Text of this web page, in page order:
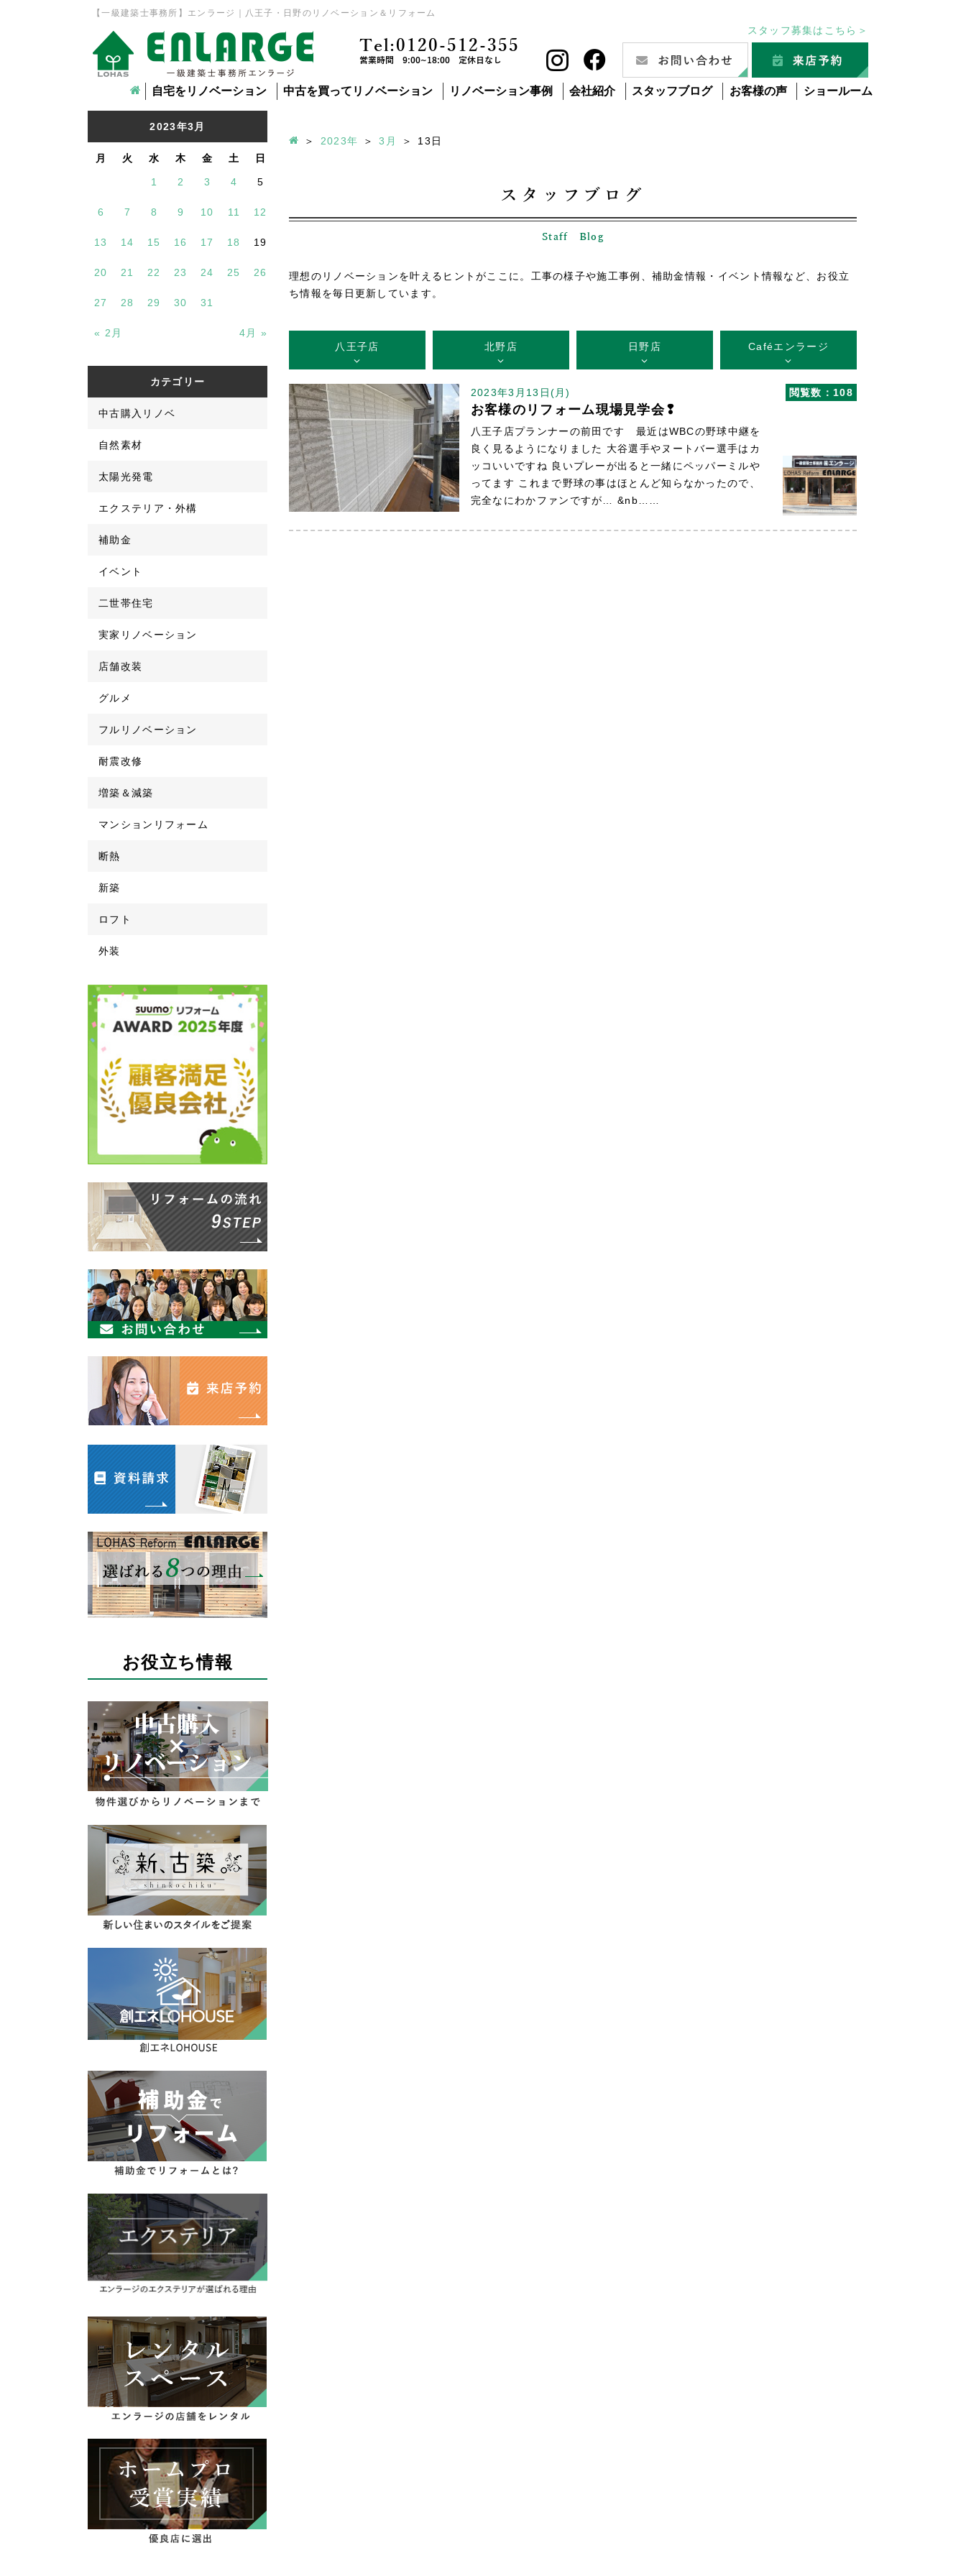
【一級建築士事務所】エンラージ｜八王子・日野のリノベーション＆リフォーム
スタッフ募集はこちら＞
Tel:0120-512-355
営業時間 9:00~18:00 定休日なし
自宅をリノベーション 中古を買ってリノベーション リノベーション事例 会社紹介 スタッフブログ お客様の声 ショールーム
2023年3月
月 火 水 木 金 土 日
« 2月 4月 »
1 2 3 4 5
6 7 8 9 10 11 12
13 14 15 16 17 18 19
20 21 22 23 24 25 26
27 28 29 30 31
カテゴリー
中古購入リノベ
自然素材
太陽光発電
エクステリア・外構
補助金
イベント
二世帯住宅
実家リノベーション
店舗改装
グルメ
フルリノベーション
耐震改修
増築＆減築
マンションリフォーム
断熱
新築
ロフト
外装
お役立ち情報
2023年 3月 13 日
スタッフブログ
Staff Blog
理想のリノベーションを叶えるヒントがここに。工事の様子や施工事例、補助金情報・イベント情報など、お役立
ち情報を毎日更新しています。
八王子店 北野店 日野店 Caféエンラージ
閲覧数：108
2023年3月13日(月)
お客様のリフォーム現場見学会❢
八王子店プランナーの前田です 最近はWBCの野球中継を
良く見るようになりました 大谷選手やヌートバー選手はカ
ッコいいですね 良いプレーが出ると一緒にペッパーミルや
ってます これまで野球の事はほとんど知らなかったので、
完全なにわかファンですが… &nb……